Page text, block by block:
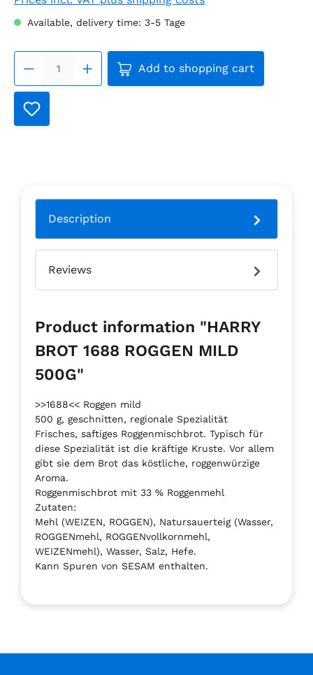
Available, delivery time: 3-5 Tage
Product Quantity: Enter
Add to shopping cart
Description
Reviews
Product information "HARRY
BROT 1688 ROGGEN MILD
500G"
>>1688<< Roggen mild
500 g, geschnitten, regionale Spezialität
Frisches, saftiges Roggenmischbrot. Typisch für
diese Spezialität ist die kräftige Kruste. Vor allem
gibt sie dem Brot das köstliche, roggenwürzige
Aroma.
Roggenmischbrot mit 33 % Roggenmehl
Zutaten:
Mehl (WEIZEN, ROGGEN), Natursauerteig (Wasser,
ROGGENmehl, ROGGENvollkornmehl,
WEIZENmehl), Wasser, Salz, Hefe.
Kann Spuren von SESAM enthalten.